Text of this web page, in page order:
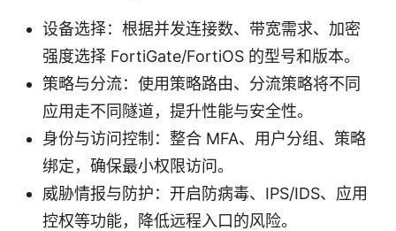
设备选择：根据并发连接数、带宽需求、加密
强度选择 FortiGate/FortiOS 的型号和版本。
策略与分流：使用策略路由、分流策略将不同
应用走不同隧道，提升性能与安全性。
身份与访问控制：整合 MFA、用户分组、策略
绑定，确保最小权限访问。
威胁情报与防护：开启防病毒、IPS/IDS、应用
控权等功能，降低远程入口的风险。